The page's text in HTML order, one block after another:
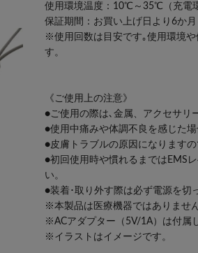
使用環境温度：10℃～35℃（充電
保証期間：お買い上げ日より6か月
※使用回数は目安です｡使用環境
す。
《ご使用上の注意》
●ご使用の際は､金属、アクセサリ
●使用中痛みや体調不良を感じた
●皮膚トラブルの原因になります
●初回使用時や慣れるまではEMS
い。
●装着･取り外す際は必ず電源を切
※本製品は医療機器ではありません
※ACアダプター（5V/1A）は付属
※イラストはイメージです。